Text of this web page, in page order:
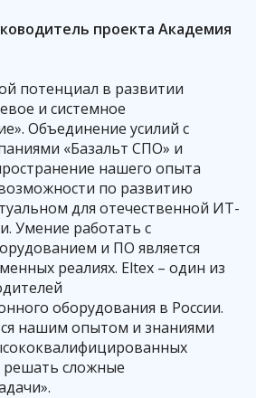
проекта Академия
потенциал в развитии
и системное
Объединение усилий с
«Базальт СПО» и
нашего опыта
по развитию
для отечественной ИТ-
Умение работать с
и ПО является
реалиях. Eltex – один из
оборудования в России.
нашим опытом и знаниями
решать сложные